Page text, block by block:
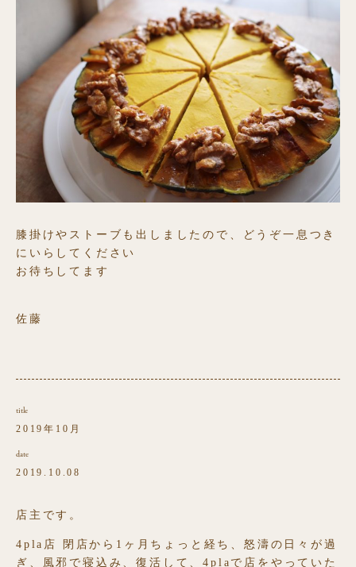
膝掛けやストーブも出しましたので、どうぞ一息つき
にいらしてください
お待ちしてます
佐藤
title
2019年10月
date
2019.10.08
店主です。
4pla店 閉店から1ヶ月ちょっと経ち、怒濤の日々が過
ぎ、風邪で寝込み、復活して、4plaで店をやっていた